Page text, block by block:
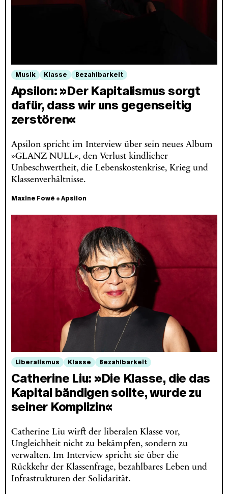
Musik Klasse Bezahlbarkeit
Apsilon: »Der Kapitalismus sorgt
dafür, dass wir uns gegenseitig
zerstören«
Apsilon spricht im Interview über sein neues Album
»GLANZ NULL«, den Verlust kindlicher
Unbeschwertheit, die Lebenskostenkrise, Krieg und
Klassenverhältnisse.
Maxine Fowé + Apsilon
Liberalismus Klasse Bezahlbarkeit
Catherine Liu: »Die Klasse, die das
Kapital bändigen sollte, wurde zu
seiner Komplizin«
Catherine Liu wirft der liberalen Klasse vor,
Ungleichheit nicht zu bekämpfen, sondern zu
verwalten. Im Interview spricht sie über die
Rückkehr der Klassenfrage, bezahlbares Leben und
Infrastrukturen der Solidarität.